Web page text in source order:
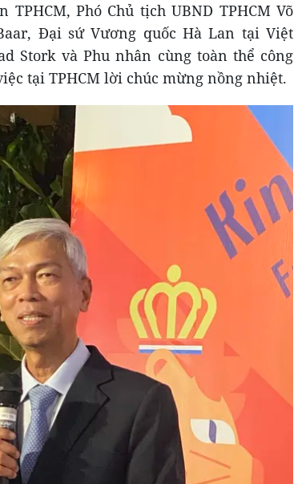
Phó Chủ tịch UBND TPHCM Võ
Đại sứ Vương quốc Hà Lan tại Việt
Stork và Phu nhân cùng toàn thể công
tại TPHCM lời chúc mừng nồng nhiệt.